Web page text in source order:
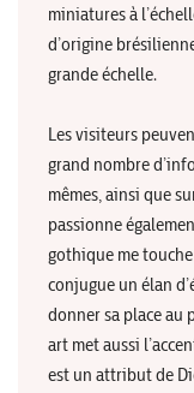
miniatures à
d’origine
grande échelle.
Les visiteurs
grand nombre
mêmes, ainsi que
passionne
gothique me
conjugue un élan
donner sa place au
art met aussi
est un attribut de